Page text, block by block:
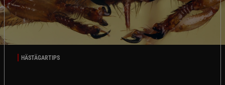
HÄSTÄGARTIPS